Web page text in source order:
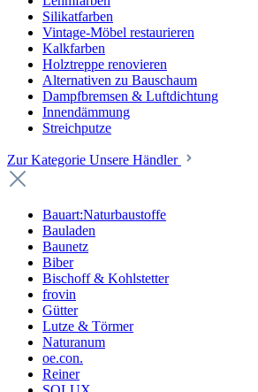
Silikatfarben
Vintage-Möbel restaurieren
Kalkfarben
Holztreppe renovieren
Alternativen zu Bauschaum
Dampfbremsen & Luftdichtung
Innendämmung
Streichputze
Zur Kategorie Unsere Händler
Bauart:Naturbaustoffe
Bauladen
Baunetz
Biber
Bischoff & Kohlstetter
frovin
Gütter
Lutze & Törmer
Naturanum
oe.con.
Reiner